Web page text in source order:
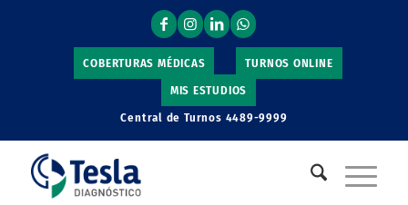
COBERTURAS MÉDICAS
TURNOS ONLINE
MIS ESTUDIOS
Central de Turnos 4489-9999